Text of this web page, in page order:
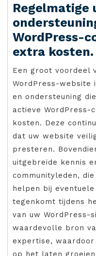
Regelmatige
WordPress-
extra kosten.
Een groot voordeel
WordPress-website
en ondersteuning
actieve WordPress-
kosten. Deze
dat uw website
presteren.
uitgebreide kennis
communityleden,
helpen bij
tegenkomt tijdens
van uw WordPress-
waardevolle bron
expertise,
op het laten